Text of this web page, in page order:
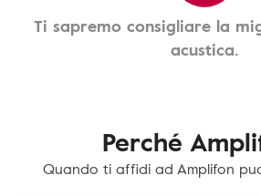
Ti sapremo consigliare la
acustica.
Perché
Quando ti affidi ad Amplifon